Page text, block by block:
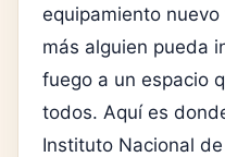
equipamiento
más alguien pueda
fuego a un espacio
todos. Aquí es
Instituto Nacional